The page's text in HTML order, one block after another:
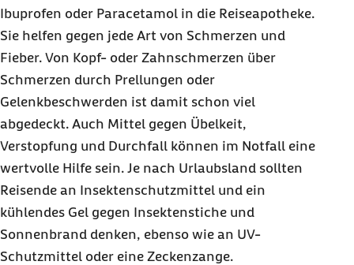
Ibuprofen oder Paracetamol in die Reiseapotheke.
Sie helfen gegen jede Art von Schmerzen und
Fieber. Von Kopf- oder Zahnschmerzen über
Schmerzen durch Prellungen oder
Gelenkbeschwerden ist damit schon viel
abgedeckt. Auch Mittel gegen Übelkeit,
Verstopfung und Durchfall können im Notfall eine
wertvolle Hilfe sein. Je nach Urlaubsland sollten
Reisende an Insektenschutzmittel und ein
kühlendes Gel gegen Insektenstiche und
Sonnenbrand denken, ebenso wie an UV-
Schutzmittel oder eine Zeckenzange.